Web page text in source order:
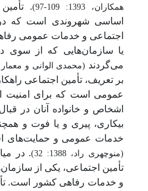
همکاران، 1393: 109-97)
.
اساسی شهروندی است که در
اجتماعی و خدمات عمومی
یا سازمان‌هایی که از سوی
می‌گردند (محمدی الوانی و معمار زاده
بر تعریف، تأمین اجتماعی
عمومی است که برای امنیت
اشخاص و خانواده آنان در
بیکاری، پیری و یا فوت و
خدمات عمومی و حمایت‌های
(منوچهری راد، 1388: 32)
. در
تأمین اجتماعی، یکی از
و خدمات رفاهی کشور است.